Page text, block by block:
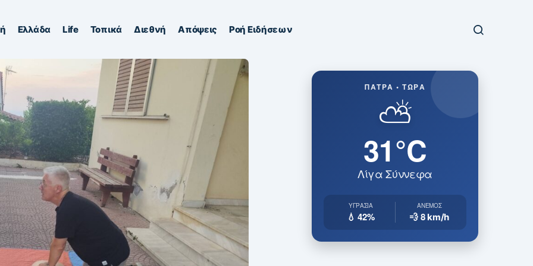
Ελλάδα Life Τοπικά Διεθνή Απόψεις Ροή Ειδήσεων
ΠΆΤΡΑ • ΤΏΡΑ
⛅
31°C
Λίγα Σύννεφα
ΥΓΡΑΣΊΑ
💧 42%
ΆΝΕΜΟΣ
💨 8km/h